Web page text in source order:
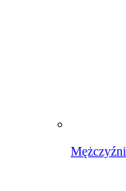
Mężczyźni